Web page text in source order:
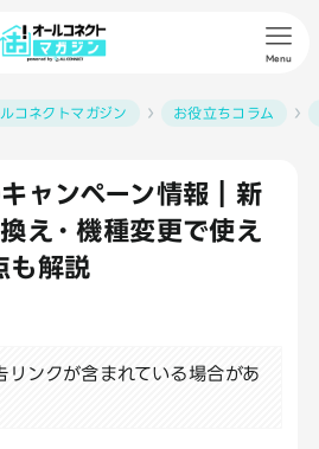
Menu
コネクトマガジン お役立ちコラム
ャンペーン情報｜新
え・機種変更で使え
も解説
リンクが含まれている場合があ